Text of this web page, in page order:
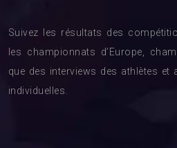
Suivez les résultats des
les championnats d’Europe,
que des interviews des athlètes et
individuelles.